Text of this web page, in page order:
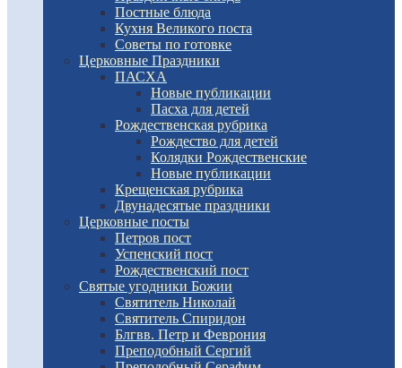
Постные блюда
Кухня Великого поста
Советы по готовке
Церковные Праздники
ПАСХА
Новые публикации
Пасха для детей
Рождественская рубрика
Рождество для детей
Колядки Рождественские
Новые публикации
Крещенская рубрика
Двунадесятые праздники
Церковные посты
Петров пост
Успенский пост
Рождественский пост
Святые угодники Божии
Святитель Николай
Святитель Спиридон
Блгвв. Петр и Феврония
Преподобный Сергий